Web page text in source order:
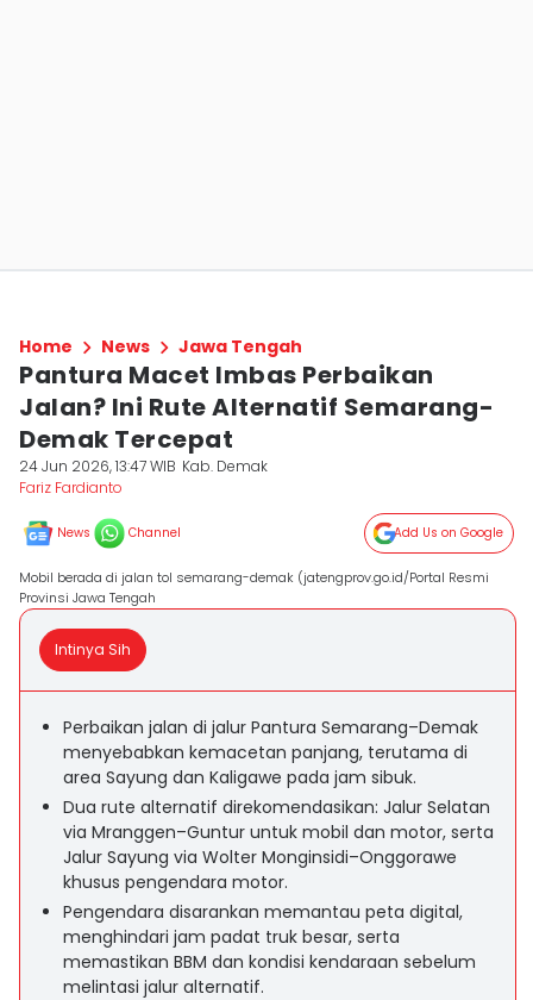
Home News Jawa Tengah
Pantura Macet Imbas Perbaikan
Jalan? Ini Rute Alternatif Semarang-
Demak Tercepat
24 Jun 2026, 13:47 WIB Kab. Demak
Fariz Fardianto
News Channel Add Us on Google
Mobil berada di jalan tol semarang-demak (jatengprov.go.id/Portal Resmi
Provinsi Jawa Tengah
Intinya Sih
Perbaikan jalan di jalur Pantura Semarang–Demak
menyebabkan kemacetan panjang, terutama di
area Sayung dan Kaligawe pada jam sibuk.
Dua rute alternatif direkomendasikan: Jalur Selatan
via Mranggen–Guntur untuk mobil dan motor, serta
Jalur Sayung via Wolter Monginsidi–Onggorawe
khusus pengendara motor.
Pengendara disarankan memantau peta digital,
menghindari jam padat truk besar, serta
memastikan BBM dan kondisi kendaraan sebelum
melintasi jalur alternatif.